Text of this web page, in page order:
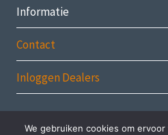
Informatie
Contact
Inloggen Dealers
We gebruiken cookies om